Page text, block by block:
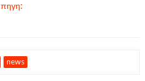
πηγη:
news